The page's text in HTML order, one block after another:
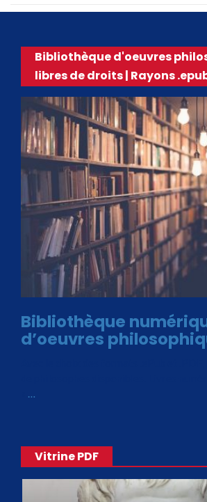
Bibliothèque d'oeuvres
libres de droits | Rayons
Bibliothèque
d’oeuvres
…
Vitrine PDF